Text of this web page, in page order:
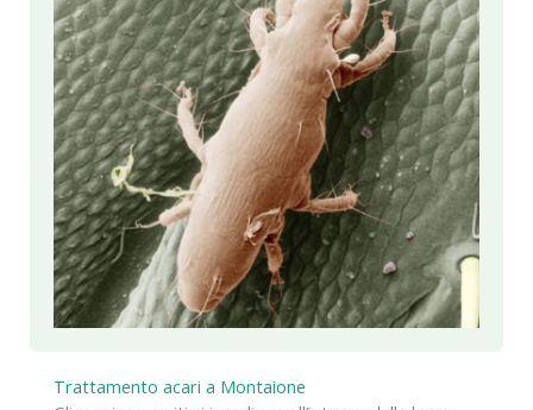
Trattamento acari a Montaione